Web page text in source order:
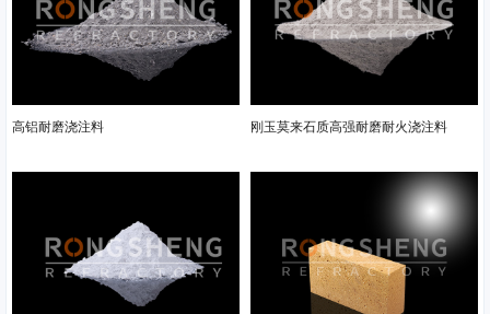
高铝耐磨浇注料 刚玉莫来石质高强耐磨耐火浇注料